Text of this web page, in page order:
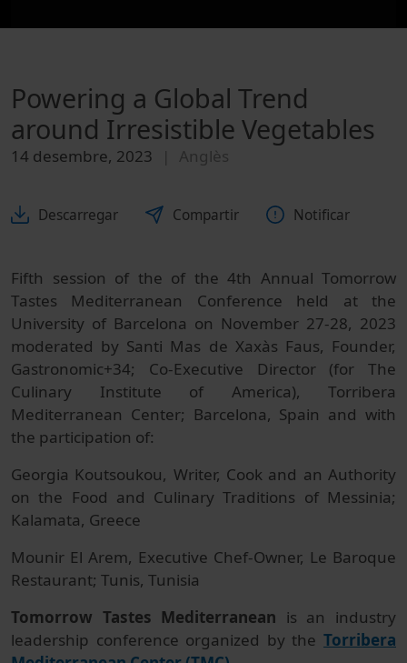
Powering a Global Trend
around Irresistible Vegetables
14 desembre, 2023 Anglès
Descarregar Compartir Notificar
Fifth session of the of the 4th Annual Tomorrow
Tastes Mediterranean Conference held at the
University of Barcelona on November 27-28, 2023
moderated by Santi Mas de Xaxàs Faus, Founder,
Gastronomic+34; Co‐Executive Director (for The
Culinary Institute of America), Torribera
Mediterranean Center; Barcelona, Spain and with
the participation of:
Georgia Koutsoukou, Writer, Cook and an Authority
on the Food and Culinary Traditions of Messinia;
Kalamata, Greece
Mounir El Arem, Executive Chef‐Owner, Le Baroque
Restaurant; Tunis, Tunisia
Tomorrow Tastes Mediterranean is an industry
leadership conference organized by the Torribera